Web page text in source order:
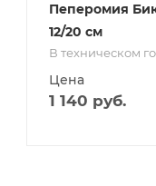
Пеперомия
12/20 см
В техническом
Цена
1 140 руб.